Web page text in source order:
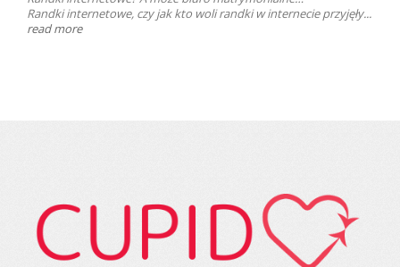
Randki internetowe, czy jak kto woli randki w internecie przyjęły...
read more